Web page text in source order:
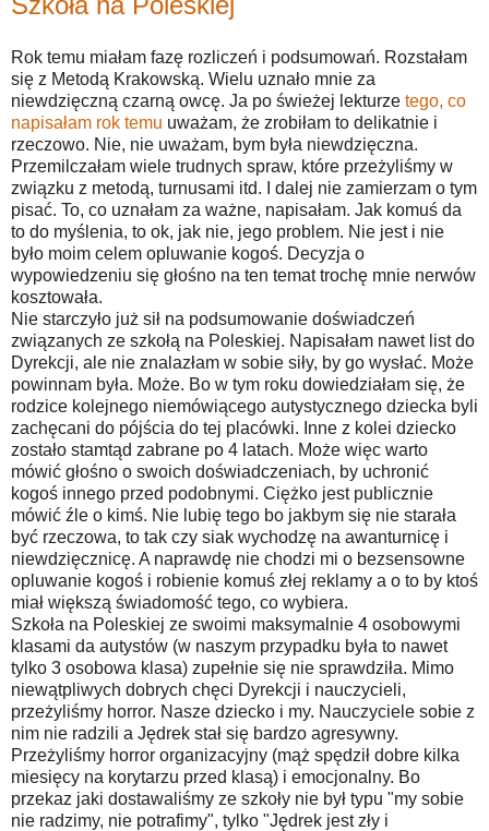
Rok temu miałam fazę rozliczeń i podsumowań. Rozstałam
się z Metodą Krakowską. Wielu uznało mnie za
niewdzięczną czarną owcę. Ja po świeżej lekturze tego, co
napisałam rok temu uważam, że zrobiłam to delikatnie i
rzeczowo. Nie, nie uważam, bym była niewdzięczna.
Przemilczałam wiele trudnych spraw, które przeżyliśmy w
związku z metodą, turnusami itd. I dalej nie zamierzam o tym
pisać. To, co uznałam za ważne, napisałam. Jak komuś da
to do myślenia, to ok, jak nie, jego problem. Nie jest i nie
było moim celem opluwanie kogoś. Decyzja o
wypowiedzeniu się głośno na ten temat trochę mnie nerwów
kosztowała.
Nie starczyło już sił na podsumowanie doświadczeń
związanych ze szkołą na Poleskiej. Napisałam nawet list do
Dyrekcji, ale nie znalazłam w sobie siły, by go wysłać. Może
powinnam była. Może. Bo w tym roku dowiedziałam się, że
rodzice kolejnego niemówiącego autystycznego dziecka byli
zachęcani do pójścia do tej placówki. Inne z kolei dziecko
zostało stamtąd zabrane po 4 latach. Może więc warto
mówić głośno o swoich doświadczeniach, by uchronić
kogoś innego przed podobnymi. Ciężko jest publicznie
mówić źle o kimś. Nie lubię tego bo jakbym się nie starała
być rzeczowa, to tak czy siak wychodzę na awanturnicę i
niewdzięcznicę. A naprawdę nie chodzi mi o bezsensowne
opluwanie kogoś i robienie komuś złej reklamy a o to by ktoś
miał większą świadomość tego, co wybiera.
Szkoła na Poleskiej ze swoimi maksymalnie 4 osobowymi
klasami da autystów (w naszym przypadku była to nawet
tylko 3 osobowa klasa) zupełnie się nie sprawdziła. Mimo
niewątpliwych dobrych chęci Dyrekcji i nauczycieli,
przeżyliśmy horror. Nasze dziecko i my. Nauczyciele sobie z
nim nie radzili a Jędrek stał się bardzo agresywny.
Przeżyliśmy horror organizacyjny (mąż spędził dobre kilka
miesięcy na korytarzu przed klasą) i emocjonalny. Bo
przekaz jaki dostawaliśmy ze szkoły nie był typu "my sobie
nie radzimy, nie potrafimy", tylko "Jędrek jest zły i